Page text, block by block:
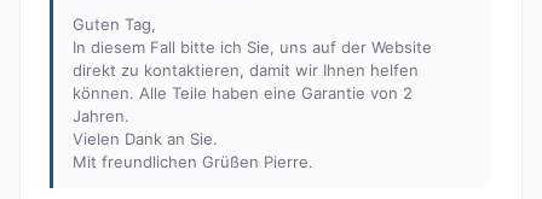
Guten Tag,
In diesem Fall bitte ich Sie, uns auf der Website
direkt zu kontaktieren, damit wir Ihnen helfen
können. Alle Teile haben eine Garantie von 2
Jahren.
Vielen Dank an Sie.
Mit freundlichen Grüßen Pierre.